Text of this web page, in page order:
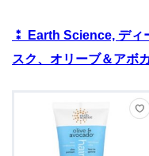
⁑ Earth Science, ディ
スク、オリーブ＆アボ